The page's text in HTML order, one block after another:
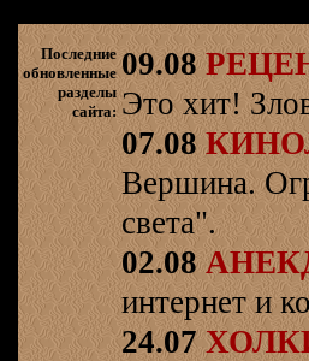
Последние
обновленные
разделы
сайта:
09.08
Это хит!
07.08
Вершина.
света".
02.08
интернет и
24.07